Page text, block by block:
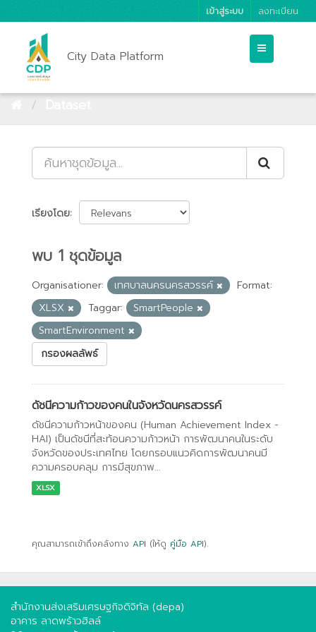
เข้าสู่ระบบ ลงทะเบียน
City Data Platform
เรียงโดย
พบ 1 ชุดข้อมูล
Organisationer: เทศบาลนครนครสวรรค์
Format:
XLSX
Taggar:
SmartPeople
SmartEnvironment
กรองผลลัพธ์
ดัชนีความก้าวของคนในจังหวัดนครสวรรค์
ดัชนีความก้าวหน้าของคน (Human Achievement Index -
HAI) เป็นดัชนีที่สะท้อนความก้าวหน้า การพัฒนาคนในระดับ
จังหวัดของประเทศไทย โดยกรอบแนวคิดการพัฒนาคนมี
ความครอบคลุม การมีสุขภาพ...
XLSX
คุณสามารถเข้าถึงคลังทาง API (ให้ดู คู่มือ API).
สำนักงานส่งเสริมเศรษฐกิจดิจิทัล (depa)
อาคาร ลาดพร้าวฮิลล์